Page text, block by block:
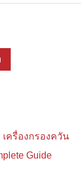
ครื่องกรองควัน
Guide